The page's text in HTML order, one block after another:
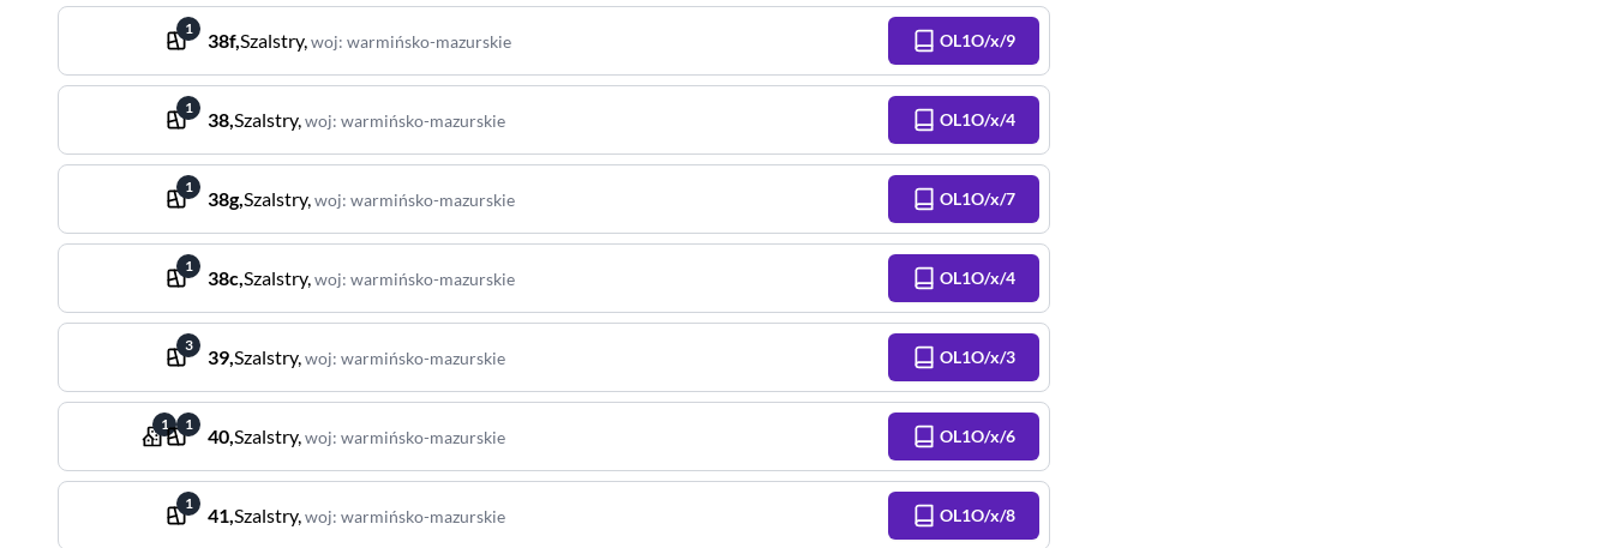
1
38f,Szalstry,woj: warmińsko-mazurskie OL1O/x/9
1
38,Szalstry,woj: warmińsko-mazurskie OL1O/x/4
1
38g,Szalstry,woj: warmińsko-mazurskie OL1O/x/7
1
38c,Szalstry,woj: warmińsko-mazurskie OL1O/x/4
3
39,Szalstry,woj: warmińsko-mazurskie OL1O/x/3
1 1
40,Szalstry,woj: warmińsko-mazurskie OL1O/x/6
1
41,Szalstry,woj: warmińsko-mazurskie OL1O/x/8